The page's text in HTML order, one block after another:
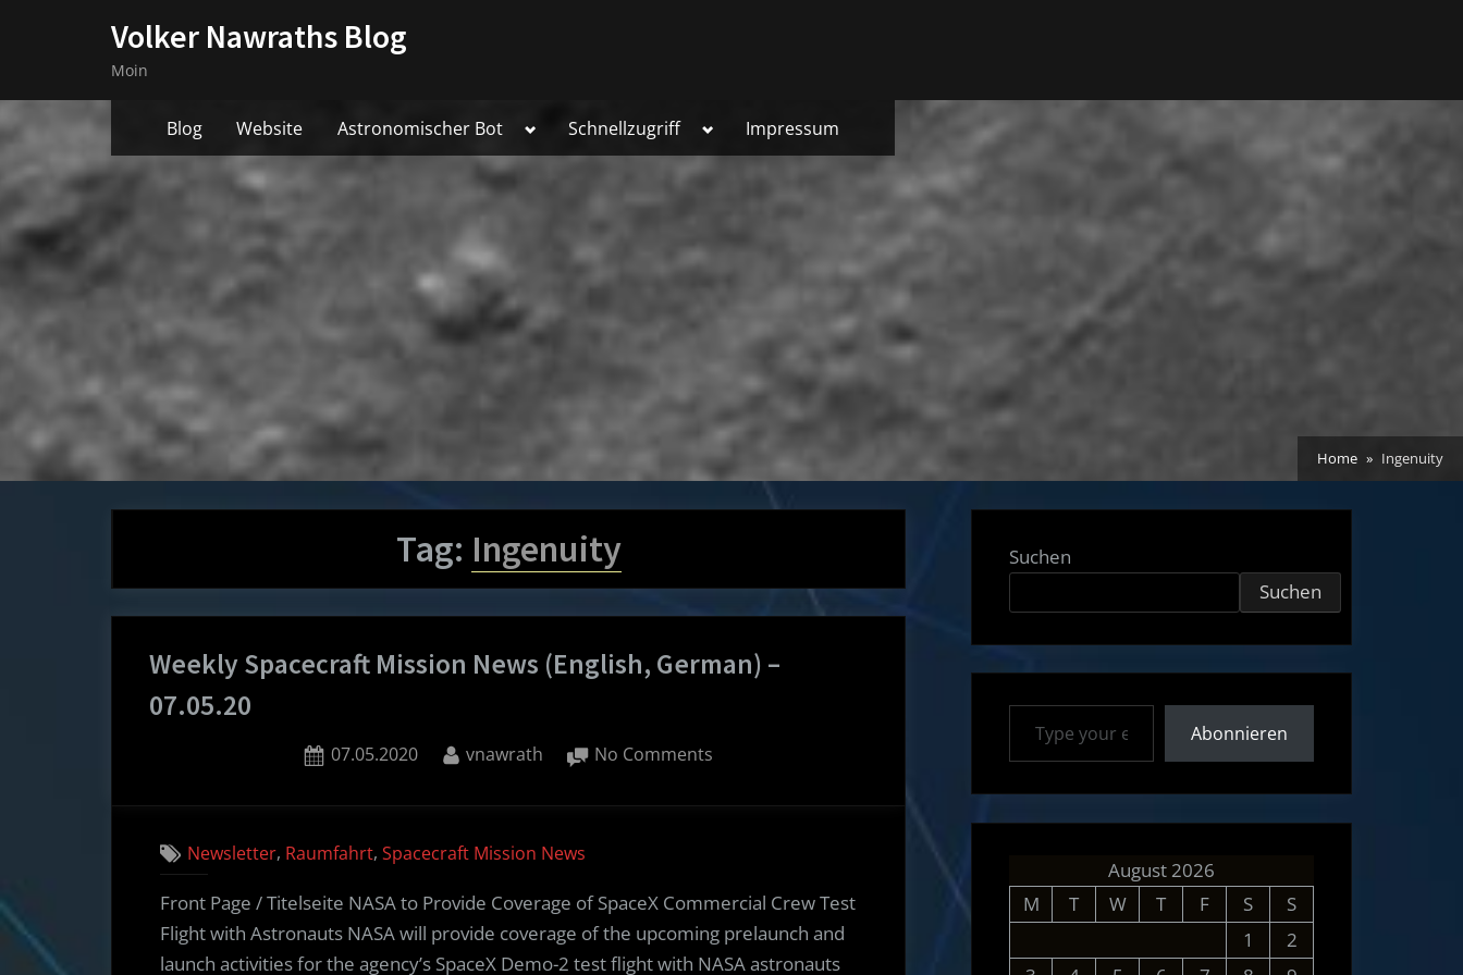
Volker Nawraths Blog
Moin
Blog Website Astronomischer Bot Toggle
menu
Schnellzugriff Toggle
menu
Impressum
Home Ingenuity
Tag: Ingenuity
Weekly Spacecraft Mission News (English, German) –
07.05.20
Posted
07.05.2020 By
vnawrath No Comments
(English,
German)
–
Newsletter, Raumfahrt,Spacecraft Mission News
Front Page / Titelseite NASA to Provide Coverage of SpaceX Commercial Crew Test
Flight with Astronauts NASA will provide coverage of the upcoming prelaunch and
launch activities for the agency’s SpaceX Demo-2 test flight with NASA astronauts
Suchen
Suchen
Type your email…
Abonnieren
August 2026
M
T W T F S
S
1
2